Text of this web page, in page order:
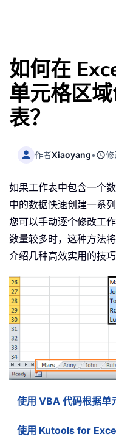
如何在
单元格区
表？
作者Xiaoyang• 修
如果工作表中包含一个
中的数据快速创建一系
您可以手动逐个修改工
数量较多时，这种方法
介绍几种高效实用的技
使用 VBA 代码根据单
使用 Kutools for